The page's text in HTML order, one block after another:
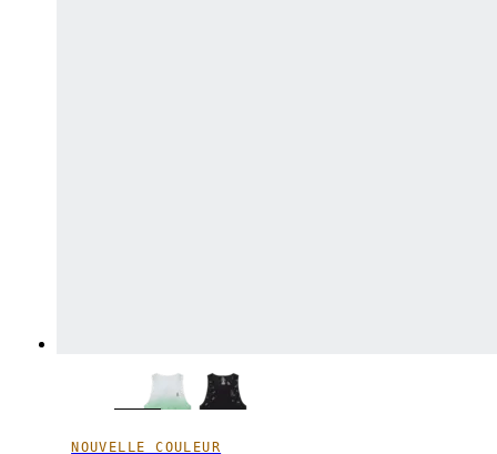
NOUVELLE COULEUR